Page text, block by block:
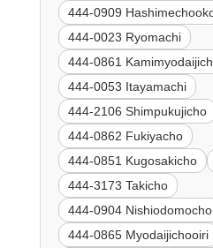
444-0909
444-0023 Ryomachi
444-0861
444-0053 Itayamachi
444-2106 Shimpukujicho
444-0862 Fukiyacho
444-0851 Kugosakicho
444-3173 Takicho
444-0904 Nishiodomocho
444-0865 Myodaijichooiri